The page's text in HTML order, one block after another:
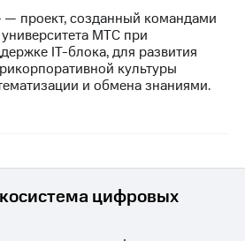
проект, созданный командами
МТС при
IT-блока, для развития
культуры
и обмена знаниями.
цифровых